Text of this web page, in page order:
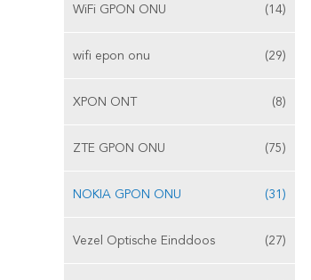
WiFi GPON ONU (14)
wifi epon onu (29)
XPON ONT (8)
ZTE GPON ONU (75)
NOKIA GPON ONU (31)
Vezel Optische Einddoos (27)